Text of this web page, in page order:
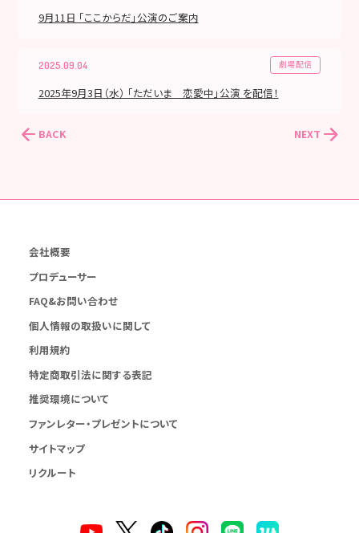
9月11日 「ここからだ」公演のご案内
2025.09.04 劇場配信
2025年9月3日（水） 「ただいま 恋愛中」公演 を配信！
BACK NEXT
会社概要
プロデューサー
FAQ&お問い合わせ
個人情報の取扱いに関して
利用規約
特定商取引法に関する表記
推奨環境について
ファンレター・プレゼントについて
サイトマップ
リクルート